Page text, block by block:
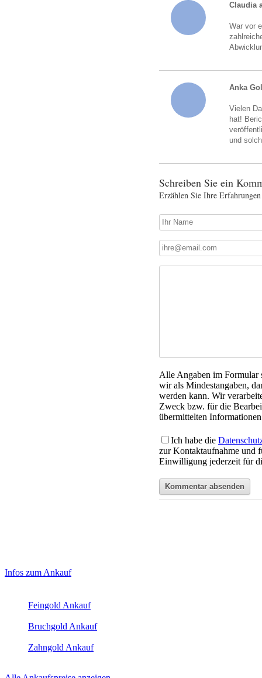
Claudia
War vor
Anka
Vielen
hat!
und
Schreiben Sie ein
Erzählen Sie Ihre
Alle Angaben im Formular
wir als Mindestangaben,
werden kann. Wir
Zweck bzw. für die
übermittelten
Ich habe die
zur Kontaktaufnahme und
Einwilligung jederzeit für
Sidebar
Infos zum Ankauf
Feingold Ankauf
Bruchgold Ankauf
Zahngold Ankauf